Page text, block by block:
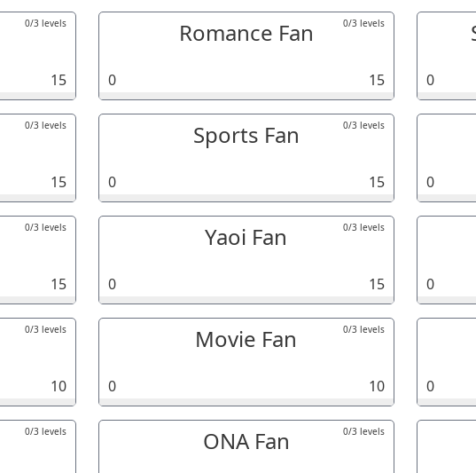
0/3 levels
15
Romance Fan 0/3 levels
0 15 0
0/3 levels
15
Sports Fan 0/3 levels
0 15 0
0/3 levels
15
Yaoi Fan 0/3 levels
0 15 0
0/3 levels
10
Movie Fan 0/3 levels
0 10 0
0/3 levels ONA Fan 0/3 levels